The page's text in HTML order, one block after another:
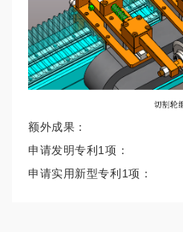
额外成果：
申请发明专利1项：
申请实用新型专利1项：